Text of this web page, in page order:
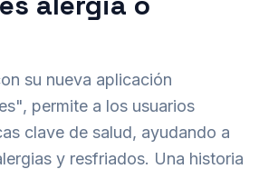
su nueva aplicación
permite a los usuarios
clave de salud, ayudando a
y resfriados. Una historia